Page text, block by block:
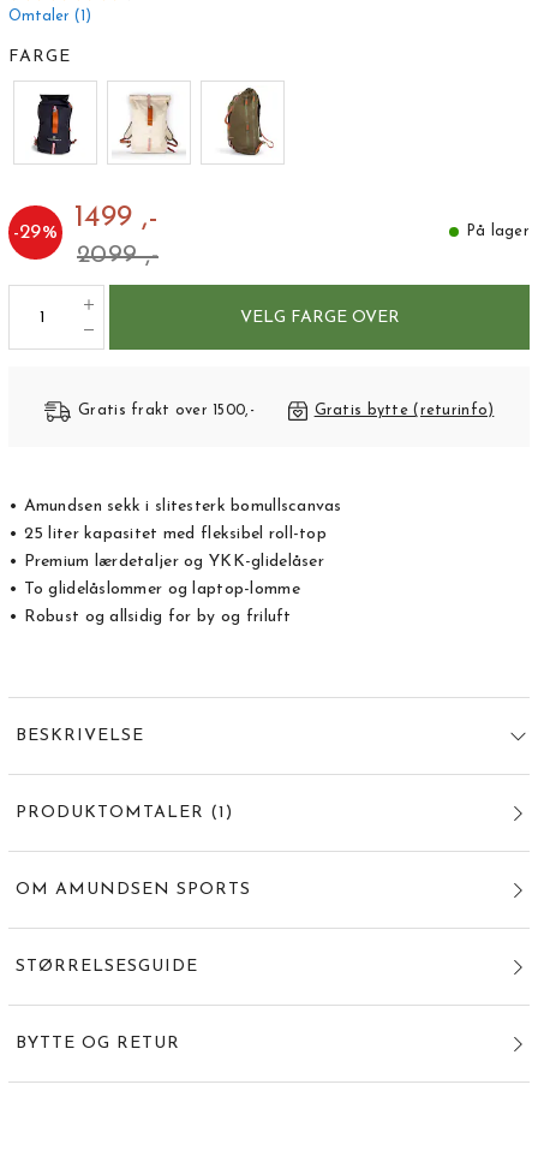
Omtaler ( )
FARGE
-29% 1499 ,-
2099 ,-
På lager
VELG FARGE OVER
Gratis frakt over 1500,- Gratis bytte (returinfo)
• Amundsen sekk i slitesterk bomullscanvas
• 25 liter kapasitet med fleksibel roll-top
• Premium lærdetaljer og YKK-glidelåser
• To glidelåslommer og laptop-lomme
• Robust og allsidig for by og friluft
BESKRIVELSE
PRODUKTOMTALER (1 )
OM AMUNDSEN SPORTS
STØRRELSESGUIDE
BYTTE OG RETUR